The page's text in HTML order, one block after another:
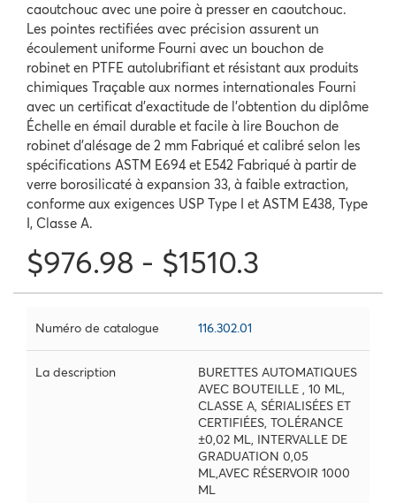
caoutchouc avec une poire à presser en caoutchouc.
Les pointes rectifiées avec précision assurent un
écoulement uniforme Fourni avec un bouchon de
robinet en PTFE autolubrifiant et résistant aux produits
chimiques Traçable aux normes internationales Fourni
avec un certificat d'exactitude de l'obtention du diplôme
Échelle en émail durable et facile à lire Bouchon de
robinet d'alésage de 2 mm Fabriqué et calibré selon les
spécifications ASTM E694 et E542 Fabriqué à partir de
verre borosilicaté à expansion 33, à faible extraction,
conforme aux exigences USP Type I et ASTM E438, Type
I, Classe A.
$976.98 - $1510.3
Numéro de catalogue 116.302.01
La description
BURETTES AUTOMATIQUES
AVEC BOUTEILLE , 10 ML,
CLASSE A, SÉRIALISÉES ET
CERTIFIÉES, TOLÉRANCE
±0,02 ML, INTERVALLE DE
GRADUATION 0,05
ML,AVEC RÉSERVOIR 1000
ML